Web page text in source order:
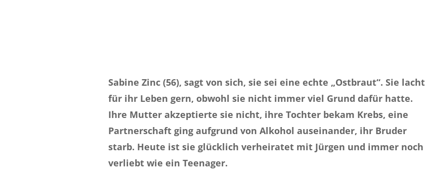
Sabine Zinc (56), sagt von sich, sie sei eine echte „Ostbraut“. Sie lacht
für ihr Leben gern, obwohl sie nicht immer viel Grund dafür hatte.
Ihre Mutter akzeptierte sie nicht, ihre Tochter bekam Krebs, eine
Partnerschaft ging aufgrund von Alkohol auseinander, ihr Bruder
starb. Heute ist sie glücklich verheiratet mit Jürgen und immer noch
verliebt wie ein Teenager.